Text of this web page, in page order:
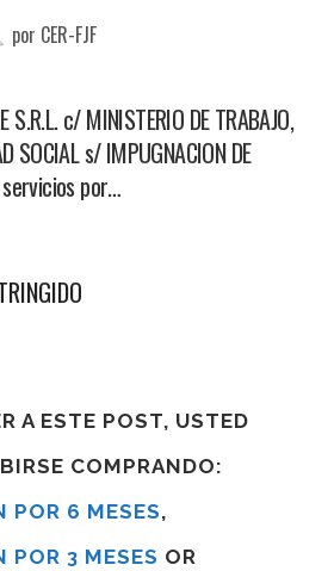
por CER-FJF
S.R.L. c/ MINISTERIO DE TRABAJO,
SOCIAL s/ IMPUGNACION DE
servicios por…
A ESTE POST, USTED
COMPRANDO:
POR 6 MESES,
POR 3 MESES OR